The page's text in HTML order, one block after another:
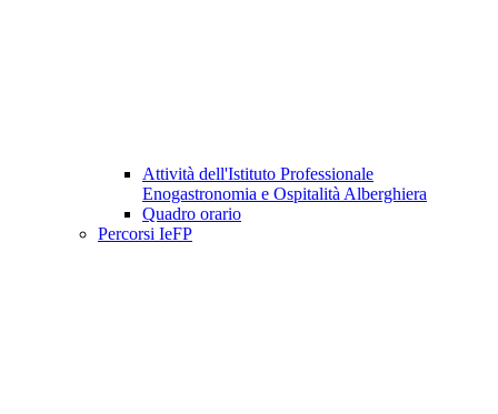
Attività dell'Istituto Professionale
Enogastronomia e Ospitalità Alberghiera
Quadro orario
Percorsi IeFP